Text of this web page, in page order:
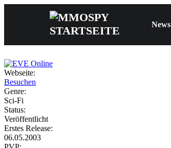
News
Webseite:
Besuchen
Genre:
Sci-Fi
Status:
Veröffentlicht
Erstes Release:
06.05.2003